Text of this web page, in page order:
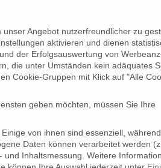
die
Angebot nutzerfreundlicher zu
aktivieren und dienen
der Erfolgsauswertung von
die unter Umständen kein adäquates
Cookie-Gruppen mit Klick auf "Alle
geben möchten, müssen Sie Ihre
von ihnen sind essenziell,
Daten können verarbeitet werden
Inhaltsmessung. Weitere